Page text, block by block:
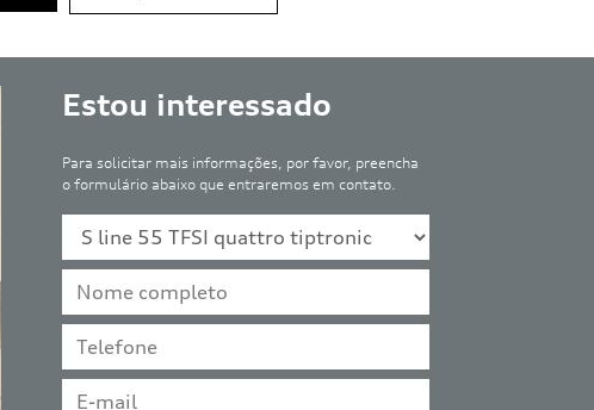
Estou interessado
Para solicitar mais informações, por favor, preencha
o formulário abaixo que entraremos em contato.